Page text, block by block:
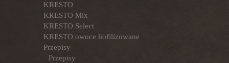
KRESTO
KRESTO Mix
KRESTO Select
KRESTO owoce liofilizowane
Przepisy
Przepisy